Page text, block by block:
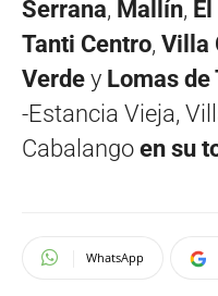
Serrana, Mallín,
Tanti Centro, Villa
Verde y Lomas de
-Estancia Vieja,
Cabalango en su
WhatsApp